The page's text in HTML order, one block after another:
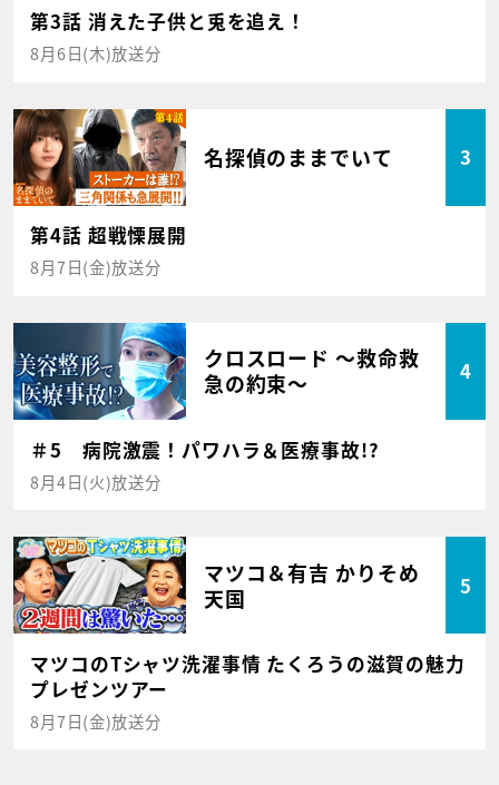
第3話 消えた子供と兎を追え！
8月6日(木)放送分
名探偵のままでいて 3
第4話 超戦慄展開
8月7日(金)放送分
クロスロード ～救命救
急の約束～
4
＃5 病院激震！パワハラ＆医療事故!?
8月4日(火)放送分
マツコ＆有吉 かりそめ
天国
5
マツコのTシャツ洗濯事情 たくろうの滋賀の魅力
プレゼンツアー
8月7日(金)放送分